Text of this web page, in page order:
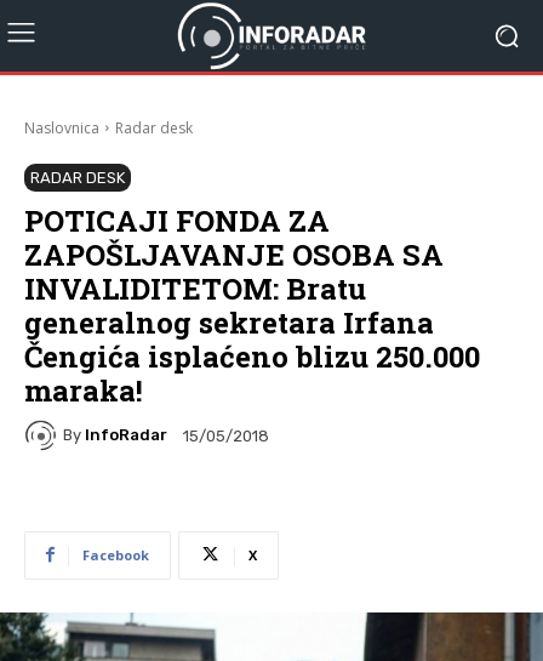
Naslovnica Radar desk
RADAR DESK
POTICAJI FONDA ZA
ZAPOŠLJAVANJE OSOBA SA
INVALIDITETOM: Bratu
generalnog sekretara Irfana
Čengića isplaćeno blizu 250.000
maraka!
By InfoRadar 15/05/2018
Facebook X